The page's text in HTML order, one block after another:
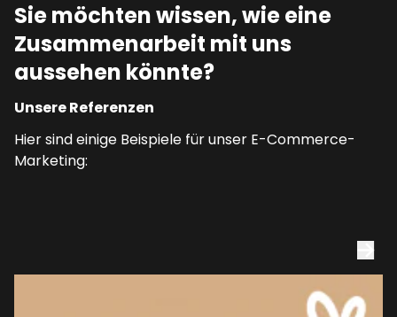
Sie möchten wissen, wie eine
Zusammenarbeit mit uns
aussehen könnte?
Unsere Referenzen
Hier sind einige Beispiele für unser E-Commerce-
Marketing: